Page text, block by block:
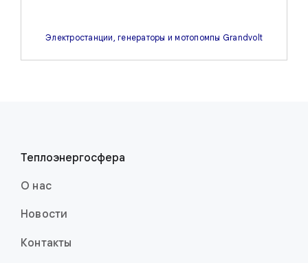
Электростанции, генераторы и мотопомпы Grandvolt
Теплоэнерго­сфера
О нас
Новости
Контакты